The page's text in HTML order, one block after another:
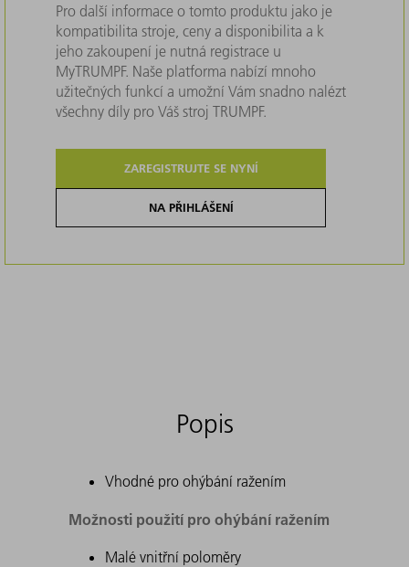
Pro další informace o tomto produktu jako je
kompatibilita stroje, ceny a disponibilita a k
jeho zakoupení je nutná registrace u
MyTRUMPF. Naše platforma nabízí mnoho
užitečných funkcí a umožní Vám snadno nalézt
všechny díly pro Váš stroj TRUMPF.
ZAREGISTRUJTE SE NYNÍ
NA PŘIHLÁŠENÍ
Popis
Vhodné pro ohýbání ražením
Možnosti použití pro ohýbání ražením
Malé vnitřní poloměry